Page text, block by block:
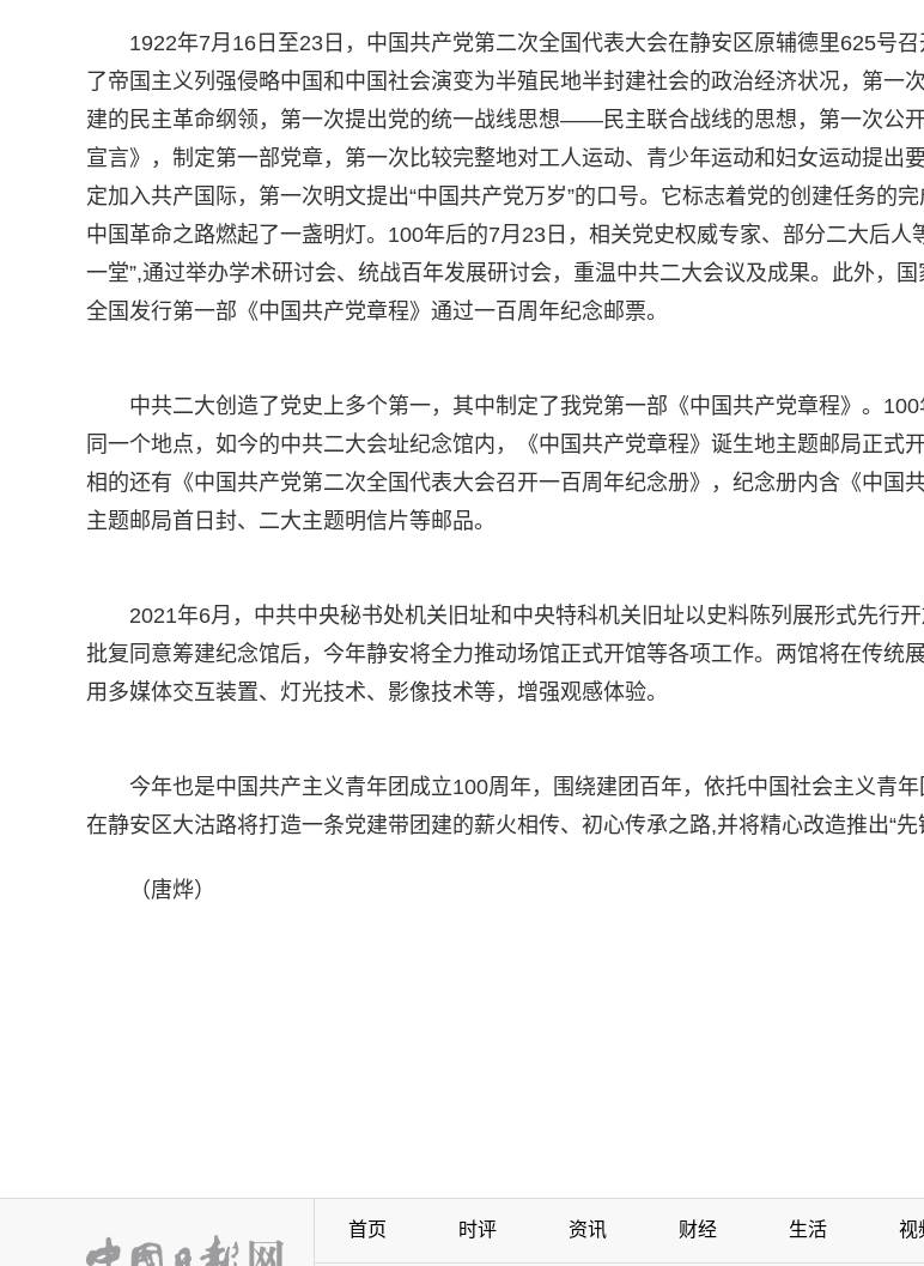
1922年7月16日至23日，中国共产党第二次全国代表大会在静安区原辅德里625号
了帝国主义列强侵略中国和中国社会演变为半殖民地半封建社会的政治经济状况，第一
建的民主革命纲领，第一次提出党的统一战线思想——民主联合战线的思想，第一次公
宣言》，制定第一部党章，第一次比较完整地对工人运动、青少年运动和妇女运动提出
定加入共产国际，第一次明文提出“中国共产党万岁”的口号。它标志着党的创建任务的
中国革命之路燃起了一盏明灯。100年后的7月23日，相关党史权威专家、部分二大后人
一堂”,通过举办学术研讨会、统战百年发展研讨会，重温中共二大会议及成果。此外，
全国发行第一部《中国共产党章程》通过一百周年纪念邮票。
中共二大创造了党史上多个第一，其中制定了我党第一部《中国共产党章程》。
同一个地点，如今的中共二大会址纪念馆内，《中国共产党章程》诞生地主题邮局正式
相的还有《中国共产党第二次全国代表大会召开一百周年纪念册》，纪念册内含《中国
主题邮局首日封、二大主题明信片等邮品。
2021年6月，中共中央秘书处机关旧址和中央特科机关旧址以史料陈列展形式先行
批复同意筹建纪念馆后，今年静安将全力推动场馆正式开馆等各项工作。两馆将在传统
用多媒体交互装置、灯光技术、影像技术等，增强观感体验。
今年也是中国共产主义青年团成立100周年，围绕建团百年，依托中国社会主义青年
在静安区大沽路将打造一条党建带团建的薪火相传、初心传承之路,并将精心改造推出“先
（唐烨）
首页 时评 资讯 财经 生活 视